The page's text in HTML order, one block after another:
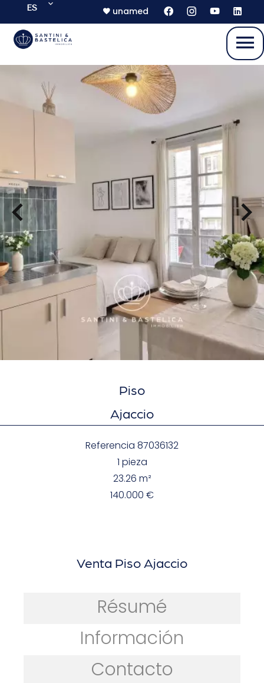
ES unamed
Piso
Ajaccio
Referencia 87036132
1 pieza
23.26 m²
140.000 €
Venta Piso Ajaccio
Résumé
Información
Contacto